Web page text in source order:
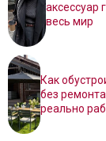
аксессуар
весь мир
Как
без
реально